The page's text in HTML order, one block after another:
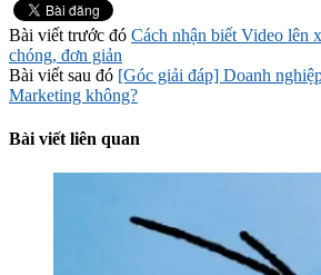
Bài viết trước đó Cách nhận biết Video lên
chóng, đơn giản
Bài viết sau đó [Góc giải đáp] Doanh
Marketing không?
Bài viết liên quan